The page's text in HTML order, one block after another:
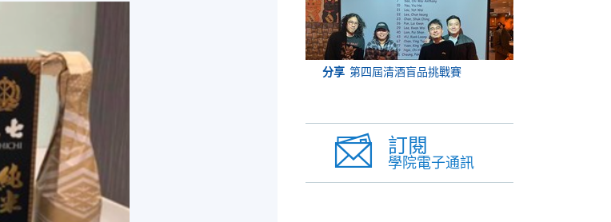
分享 第四屆清酒盲品挑戰賽
訂閱
學院電子通訊